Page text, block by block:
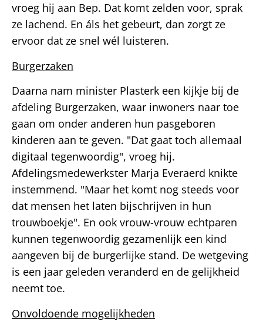
vroeg hij aan Bep. Dat komt zelden voor, sprak
ze lachend. En áls het gebeurt, dan zorgt ze
ervoor dat ze snel wél luisteren.
Burgerzaken
Daarna nam minister Plasterk een kijkje bij de
afdeling Burgerzaken, waar inwoners naar toe
gaan om onder anderen hun pasgeboren
kinderen aan te geven. "Dat gaat toch allemaal
digitaal tegenwoordig", vroeg hij.
Afdelingsmedewerkster Marja Everaerd knikte
instemmend. "Maar het komt nog steeds voor
dat mensen het laten bijschrijven in hun
trouwboekje". En ook vrouw-vrouw echtparen
kunnen tegenwoordig gezamenlijk een kind
aangeven bij de burgerlijke stand. De wetgeving
is een jaar geleden veranderd en de gelijkheid
neemt toe.
Onvoldoende mogelijkheden